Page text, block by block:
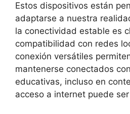
Estos dispositivos están
adaptarse a nuestra
la conectividad estable es
compatibilidad con redes
conexión versátiles
mantenerse conectados
educativas, incluso en
acceso a internet puede